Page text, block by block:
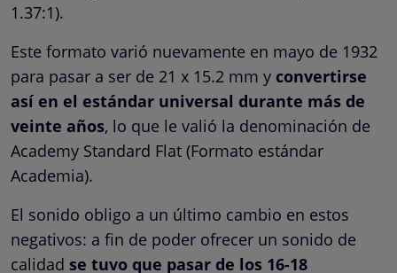
1.37:1).
Este formato varió nuevamente en mayo de 1932
para pasar a ser de 21 x 15.2 mm y convertirse
así en el estándar universal durante más de
veinte años, lo que le valió la denominación de
Academy Standard Flat (Formato estándar
Academia).
El sonido obligo a un último cambio en estos
negativos: a fin de poder ofrecer un sonido de
calidad se tuvo que pasar de los 16-18